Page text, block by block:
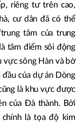
riêng tư trên cao,
cư dân đã có thể
tâm của trung
tâm điểm sôi động
vực sông Hàn và bờ
của dự án Dòng
là khu vực được
của Đà thành. Bởi
chính là tọa độ kim